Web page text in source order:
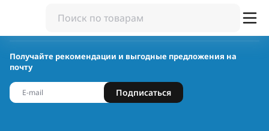
Получайте рекомендации и выгодные предложения на
почту
Подписаться